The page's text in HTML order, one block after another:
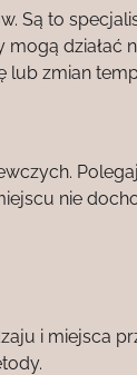
Są to
działać
lub zmian
nie
i miejsca